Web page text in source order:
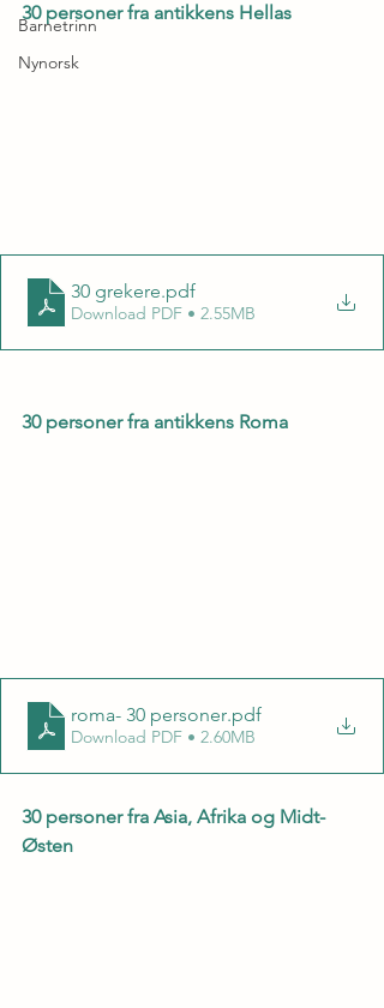
Barnetrinn
Nynorsk
30 personer fra antikkens Hellas
30 grekere.pdf
Download PDF • 2.55MB
30 personer fra antikkens Roma
roma- 30 personer.pdf
Download PDF • 2.60MB
30 personer fra Asia, Afrika og Midt-
Østen